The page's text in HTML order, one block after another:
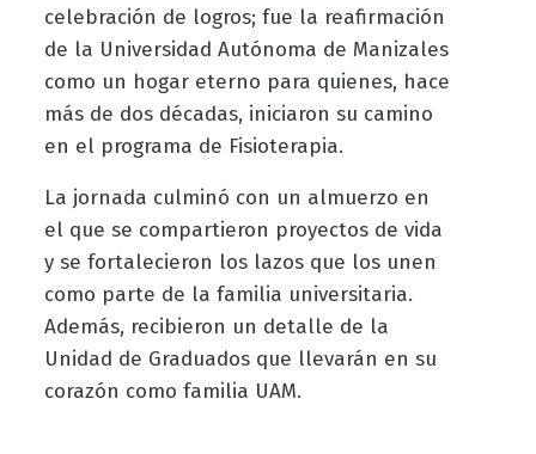
celebración de logros; fue la reafirmación
de la Universidad Autónoma de Manizales
como un hogar eterno para quienes, hace
más de dos décadas, iniciaron su camino
en el programa de Fisioterapia.
La jornada culminó con un almuerzo en
el que se compartieron proyectos de vida
y se fortalecieron los lazos que los unen
como parte de la familia universitaria.
Además, recibieron un detalle de la
Unidad de Graduados que llevarán en su
corazón como familia UAM.